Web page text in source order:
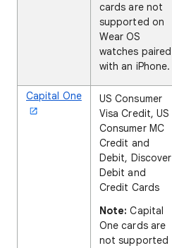
cards are not
supported on
Wear OS
watches paired
with an iPhone.
Capital One
US Consumer
Visa Credit, US
Consumer MC
Credit and
Debit, Discover
Debit and
Credit Cards
Note: Capital
One cards are
not supported